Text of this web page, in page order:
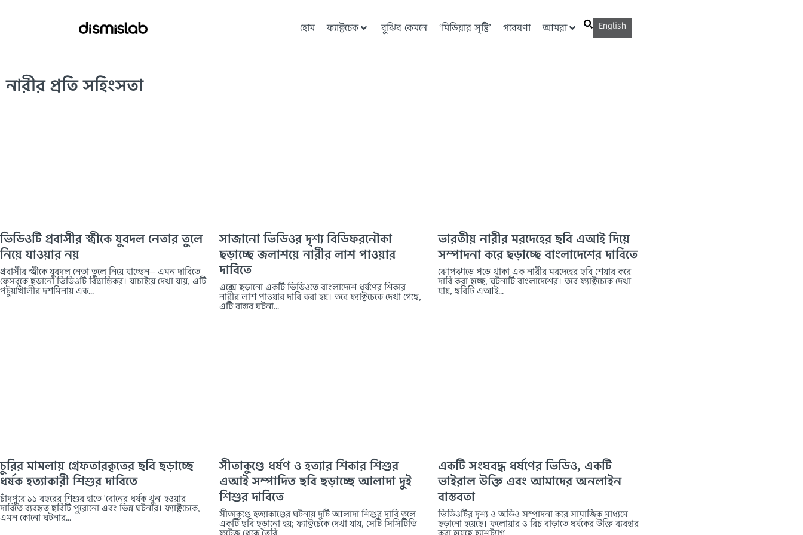
হোম ফ্যাক্টচেক বুঝিব কেমনে ‘মিডিয়ার সৃষ্টি’ গবেষণা আমরা English
নারীর প্রতি সহিংসতা
ভিডিওটি প্রবাসীর স্ত্রীকে যুবদল নেতার তুলে
নিয়ে যাওয়ার নয়
প্রবাসীর স্ত্রীকে যুবদল নেতা তুলে নিয়ে যাচ্ছেন— এমন দাবিতে
ফেসবুকে ছড়ানো ভিডিওটি বিভ্রান্তিকর। যাচাইয়ে দেখা যায়, এটি
পটুয়াখালীর দশমিনায় এক...
সাজানো ভিডিওর দৃশ্য বিডিফরনৌকা
ছড়াচ্ছে জলাশয়ে নারীর লাশ পাওয়ার
দাবিতে
এক্সে ছড়ানো একটি ভিডিওতে বাংলাদেশে ধর্ষণের শিকার
নারীর লাশ পাওয়ার দাবি করা হয়। তবে ফ্যাক্টচেকে দেখা গেছে,
এটি বাস্তব ঘটনা...
ভারতীয় নারীর মরদেহের ছবি এআই দিয়ে
সম্পাদনা করে ছড়াচ্ছে বাংলাদেশের দাবিতে
ঝোপঝাড়ে পড়ে থাকা এক নারীর মরদেহের ছবি শেয়ার করে
দাবি করা হচ্ছে, ঘটনাটি বাংলাদেশের। তবে ফ্যাক্টচেকে দেখা
যায়, ছবিটি এআই...
চুরির মামলায় গ্রেফতারকৃতের ছবি ছড়াচ্ছে
ধর্ষক হত্যাকারী শিশুর দাবিতে
চাঁদপুরে ১১ বছরের শিশুর হাতে 'বোনের ধর্ষক খুন' হওয়ার
দাবিতে ব্যবহৃত ছবিটি পুরোনো এবং ভিন্ন ঘটনার। ফ্যাক্টচেকে,
এমন কোনো ঘটনার...
সীতাকুণ্ডে ধর্ষণ ও হত্যার শিকার শিশুর
এআই সম্পাদিত ছবি ছড়াচ্ছে আলাদা দুই
শিশুর দাবিতে
সীতাকুণ্ডে হত্যাকাণ্ডের ঘটনায় দুটি আলাদা শিশুর দাবি তুলে
একটি ছবি ছড়ানো হয়; ফ্যাক্টচেকে দেখা যায়, সেটি সিসিটিভি
একটি সংঘবদ্ধ ধর্ষণের ভিডিও, একটি
ভাইরাল উক্তি এবং আমাদের অনলাইন
বাস্তবতা
ভিডিওটির দৃশ্য ও অডিও সম্পাদনা করে সামাজিক মাধ্যমে
ছড়ানো হয়েছে। ফলোয়ার ও রিচ বাড়াতে ধর্ষকের উক্তি ব্যবহার